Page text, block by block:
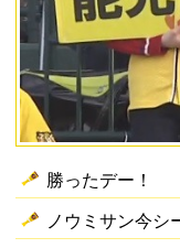
勝ったデー！
ノウミサン今シ